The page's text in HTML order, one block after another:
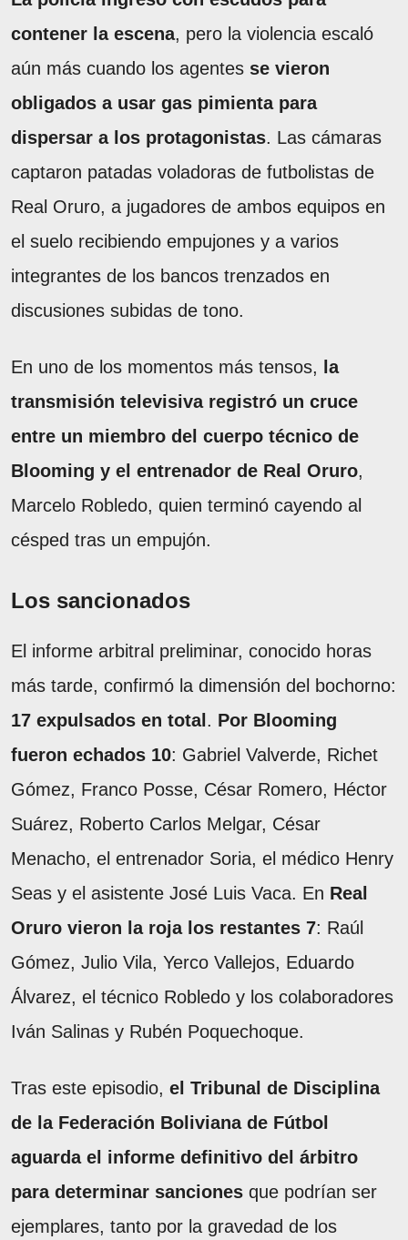
contener la escena, pero la violencia escaló
aún más cuando los agentes se vieron
obligados a usar gas pimienta para
dispersar a los protagonistas. Las cámaras
captaron patadas voladoras de futbolistas de
Real Oruro, a jugadores de ambos equipos en
el suelo recibiendo empujones y a varios
integrantes de los bancos trenzados en
discusiones subidas de tono.
En uno de los momentos más tensos,
la
transmisión televisiva registró un cruce
entre un miembro del cuerpo técnico de
Blooming y el entrenador de Real Oruro,
Marcelo Robledo, quien terminó cayendo al
césped tras un empujón.
Los sancionados
El informe arbitral preliminar, conocido horas
más tarde, confirmó la dimensión del bochorno:
17 expulsados en total . Por Blooming
fueron echados 10: Gabriel Valverde, Richet
Gómez, Franco Posse, César Romero, Héctor
Suárez, Roberto Carlos Melgar, César
Menacho, el entrenador Soria, el médico Henry
Seas y el asistente José Luis Vaca. En Real
Oruro vieron la roja los restantes 7: Raúl
Gómez, Julio Vila, Yerco Vallejos, Eduardo
Álvarez, el técnico Robledo y los colaboradores
Iván Salinas y Rubén Poquechoque.
Tras este episodio, el Tribunal de Disciplina
de la Federación Boliviana de Fútbol
aguarda el informe definitivo del árbitro
para determinar sanciones que podrían ser
ejemplares, tanto por la gravedad de los